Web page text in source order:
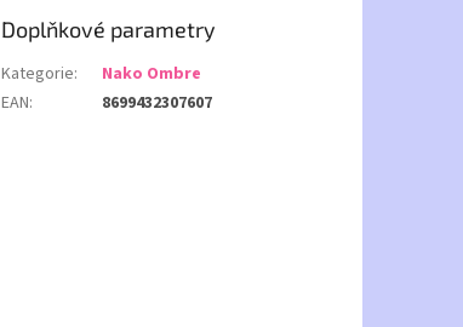
Doplňkové parametry
Kategorie:
Nako Ombre
EAN: 8699432307607